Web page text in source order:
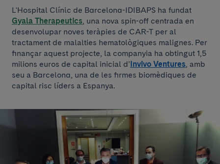
L'Hospital Clínic de Barcelona-IDIBAPS ha fundat
Gyala Therapeutics, una nova spin-off centrada en
desenvolupar noves teràpies de CAR-T per al
tractament de malalties hematològiques malignes. Per
finançar aquest projecte, la companyia ha obtingut 1,5
milions euros de capital inicial d’Invivo Ventures, amb
seu a Barcelona, ​​una de les firmes biomèdiques de
capital risc líders a Espanya.